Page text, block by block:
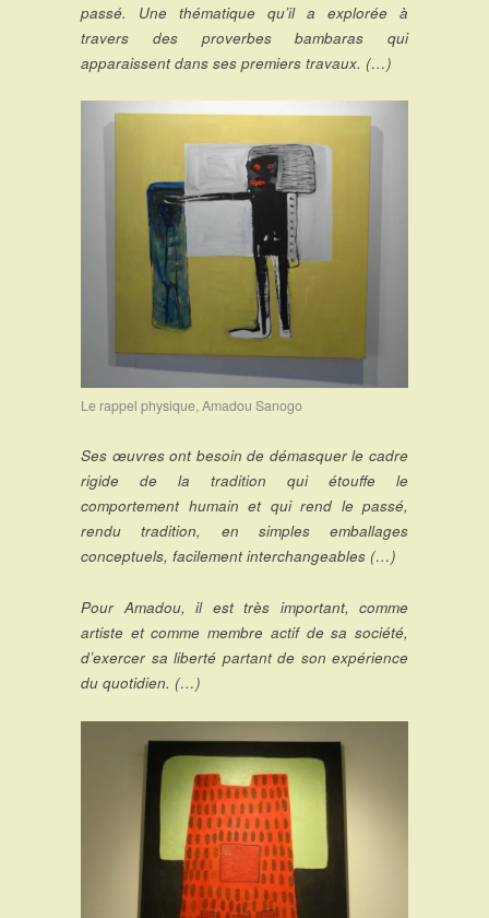
passé. Une thématique qu’il a explorée à
travers des proverbes bambaras qui
apparaissent dans ses premiers travaux. (…)
Le rappel physique, Amadou Sanogo
Ses œuvres ont besoin de démasquer le cadre
rigide de la tradition qui étouffe le
comportement humain et qui rend le passé,
rendu tradition, en simples emballages
conceptuels, facilement interchangeables (…)
Pour Amadou, il est très important, comme
artiste et comme membre actif de sa société,
d’exercer sa liberté partant de son expérience
du quotidien. (…)